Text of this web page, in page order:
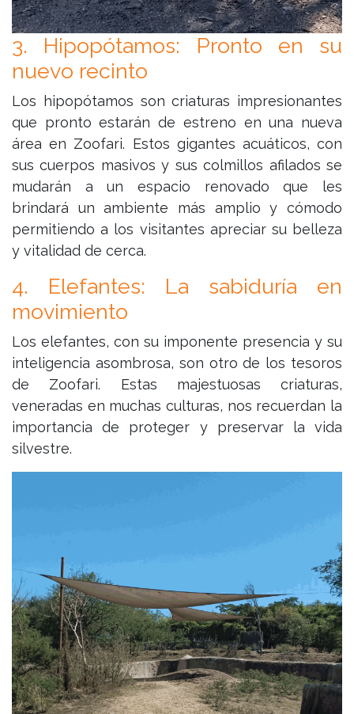
3. Hipopótamos: Pronto en su
nuevo recinto
Los hipopótamos son criaturas impresionantes
que pronto estarán de estreno en una nueva
área en Zoofari. Estos gigantes acuáticos, con
sus cuerpos masivos y sus colmillos afilados se
mudarán a un espacio renovado que les
brindará un ambiente más amplio y cómodo
permitiendo a los visitantes apreciar su belleza
y vitalidad de cerca.
4. Elefantes: La sabiduría en
movimiento
Los elefantes, con su imponente presencia y su
inteligencia asombrosa, son otro de los tesoros
de Zoofari. Estas majestuosas criaturas,
veneradas en muchas culturas, nos recuerdan la
importancia de proteger y preservar la vida
silvestre.